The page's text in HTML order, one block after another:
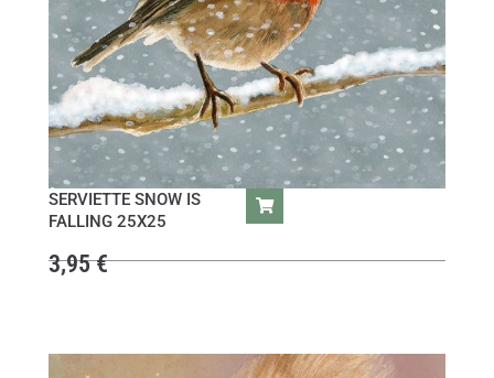
SERVIETTE SNOW IS
FALLING 25X25
3,95€